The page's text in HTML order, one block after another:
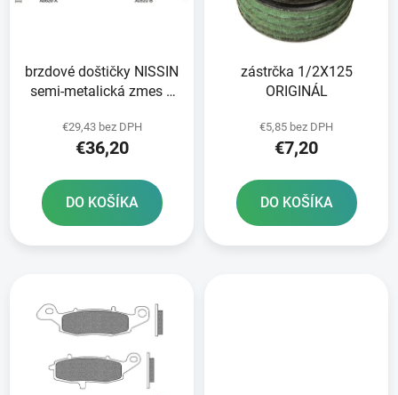
d
s
brzdové doštičky NISSIN
semi-metalická zmes 2
€29,43 bez DPH
€36,20
DO KOŠÍKA
zástrčka 1/2X125
ORIGINÁL
€5,85 bez DPH
€7,20
DO KOŠÍKA